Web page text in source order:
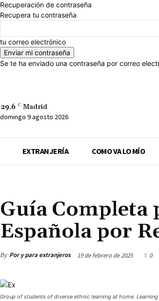
Recuperación de contraseña
Recupera tu contraseña
tu correo electrónico
Se te ha enviado una contraseña por correo
29.6 C Madrid
domingo 9 agosto 2026
EXTRANJERÍA COMO VA LO MÍO
Guía Completa
Española por
By Por y para extranjeros 19 de febrero de 2025 0
Group of students of diverse ethnic learning at home.